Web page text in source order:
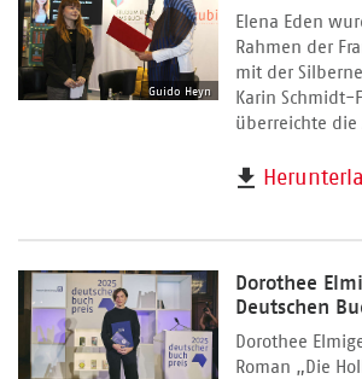
Guido Heyn
Elena Eden
Rahmen der
mit der
Karin Schmidt-
überreichte die
Dorothee
Deutschen
Dorothee
Roman „Die